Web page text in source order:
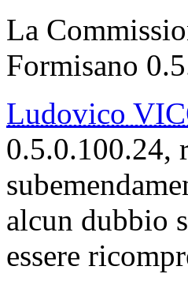
La
Formisano
Ludovico
0.5.0.100.24,
alcun dubbio
essere